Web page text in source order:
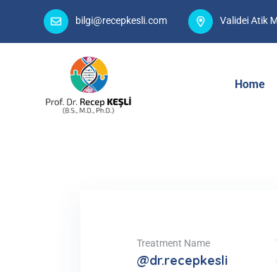
bilgi@recepkesli.com Validei Atik
Home
Treatment Name
@dr.recepkesli